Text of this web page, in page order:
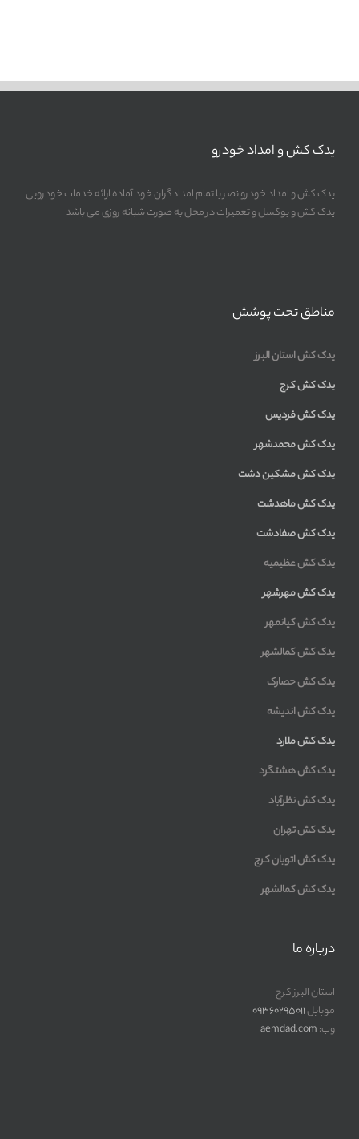
یدک کش و امداد خودرو
یدک کش و امداد خودرو نصر با تمام امدادگران خود آماده ارائه خدمات خودرویی
یدک کش و بوکسل و تعمیرات در محل به صورت شبانه روزی می باشد
مناطق تحت پوشش
یدک کش استان البرز
یدک کش کرج
یدک کش فردیس
یدک کش محمدشهر
یدک کش مشکین دشت
یدک کش ماهدشت
یدک کش صفادشت
یدک کش عظیمیه
یدک کش مهرشهر
یدک کش کیانمهر
یدک کش کمالشهر
یدک کش حصارک
یدک کش اندیشه
یدک کش ملارد
یدک کش هشتگرد
یدک کش نظرآباد
یدک کش تهران
یدک کش اتوبان کرج
یدک کش کمالشهر
درباره ما
استان البرز کرج
موبایل09360295011
وب:aemdad.com